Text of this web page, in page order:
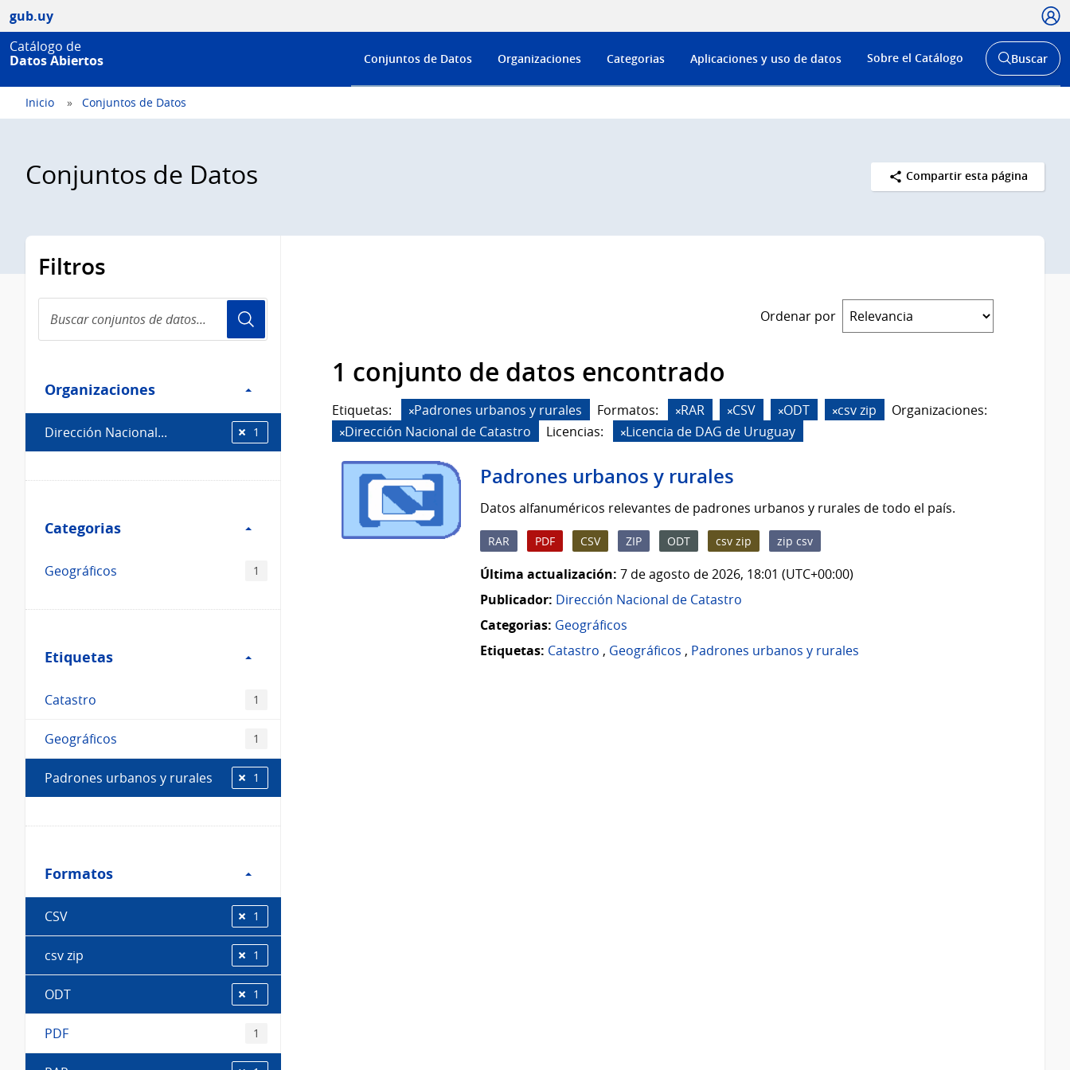
gub.uy
Catálogo de
Datos Abiertos
Menú
de
Conjuntos de Datos Organizaciones Categorias Aplicaciones y uso de datos Sobre el Catálogo
Abrir
buscador
Buscar
Inicio Conjuntos de Datos
Conjuntos de Datos Compartir esta página
Filtros
conjuntos
de
Organizaciones
Organizaciones
Dirección Nacional... 1
Categorias
Categorias
Geográficos 1
Etiquetas
Etiquetas
Catastro 1
Geográficos 1
Padrones urbanos y rurales 1
Formatos
Formatos
CSV 1
csv zip 1
ODT 1
PDF 1
Ordenar por
1 conjunto de datos encontrado
Etiquetas: Padrones urbanos y rurales Formatos: RAR CSV ODT csv zip
Organizaciones:
Dirección Nacional de Catastro
Licencias: Licencia de DAG de Uruguay
Padrones urbanos y rurales
Datos alfanuméricos relevantes de padrones urbanos y rurales de todo el país.
RAR PDF CSV ZIP ODT csv zip zip csv
Última actualización: 7 de agosto de 2026, 18:01 (UTC+00:00)
Publicador: Dirección Nacional de Catastro
Categorias: Geográficos
Etiquetas: Catastro , Geográficos , Padrones urbanos y rurales